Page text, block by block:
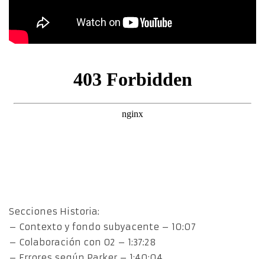
Secciones Historia:
– Contexto y fondo subyacente – 10:07
– Colaboración con O2 – 1:37:28